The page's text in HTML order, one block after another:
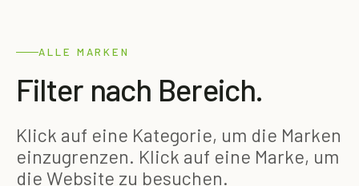
ALLE MARKEN
Filter nach Bereich.
Klick auf eine Kategorie, um die Marken
einzugrenzen. Klick auf eine Marke, um
die Website zu besuchen.